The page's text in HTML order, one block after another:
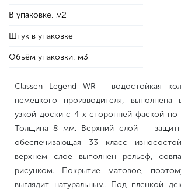
В упаковке, м2
Штук в упаковке
Объём упаковки, м3
Classen Legend WR - водостойкая
немецкого производителя, выполнена
узкой доски с 4-х сторонней фаской по
Толщина 8 мм. Верхний слой —
обеспечивающая 33 класс
верхнем слое выполнен рельеф,
рисунком. Покрытие матовое,
выглядит натуральным. Под пленкой